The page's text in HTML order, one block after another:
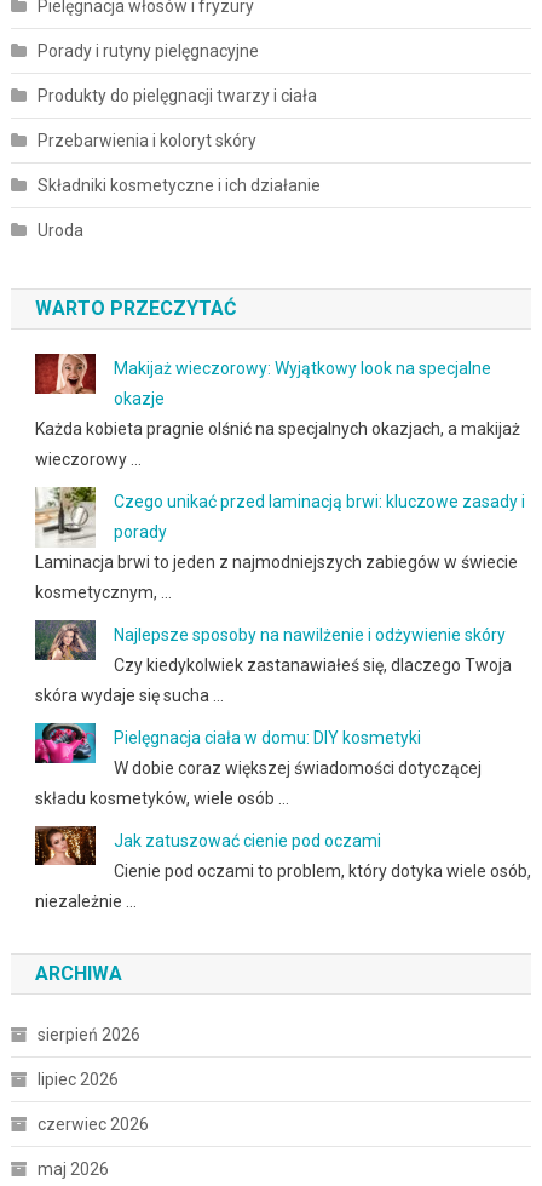
Pielęgnacja włosów i fryzury
Porady i rutyny pielęgnacyjne
Produkty do pielęgnacji twarzy i ciała
Przebarwienia i koloryt skóry
Składniki kosmetyczne i ich działanie
Uroda
WARTO PRZECZYTAĆ
Makijaż wieczorowy: Wyjątkowy look na specjalne
okazje
Każda kobieta pragnie olśnić na specjalnych okazjach, a makijaż
wieczorowy …
Czego unikać przed laminacją brwi: kluczowe zasady i
porady
Laminacja brwi to jeden z najmodniejszych zabiegów w świecie
kosmetycznym, …
Najlepsze sposoby na nawilżenie i odżywienie skóry
Czy kiedykolwiek zastanawiałeś się, dlaczego Twoja
skóra wydaje się sucha …
Pielęgnacja ciała w domu: DIY kosmetyki
W dobie coraz większej świadomości dotyczącej
składu kosmetyków, wiele osób …
Jak zatuszować cienie pod oczami
Cienie pod oczami to problem, który dotyka wiele osób,
niezależnie …
ARCHIWA
sierpień 2026
lipiec 2026
czerwiec 2026
maj 2026